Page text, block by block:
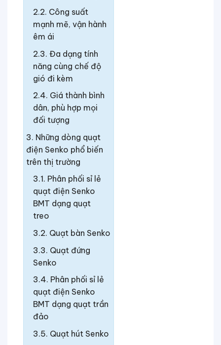
Công suất
mạnh mẽ, vận hành
êm ái
Đa dạng tính
năng cùng chế độ
gió đi kèm
Giá thành bình
dân, phù hợp mọi
đối tượng
Những dòng quạt
điện Senko phổ biến
trên thị trường
Phân phối sỉ lẻ
quạt điện Senko
BMT dạng quạt
treo
Quạt bàn Senko
Quạt đứng
Senko
Phân phối sỉ lẻ
quạt điện Senko
BMT dạng quạt trần
đảo
Quạt hút Senko